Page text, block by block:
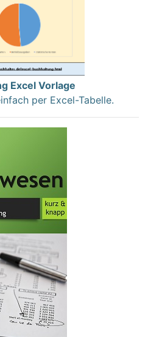
Excel Vorlage
per Excel-Tabelle.